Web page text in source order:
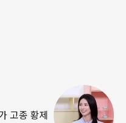
고종 황제